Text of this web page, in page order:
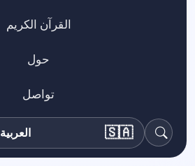
القرآن الكريم
حول
تواصل
بحث 🇸🇦 العربية